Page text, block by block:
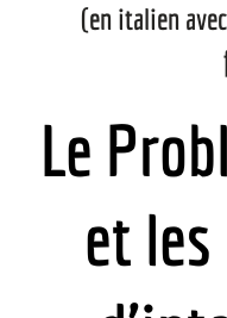
(en italien
Le
et